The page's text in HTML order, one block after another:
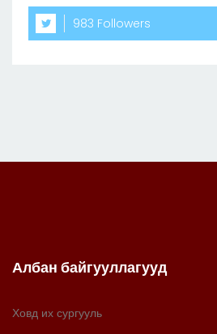
983 Followers
Албан байгууллагууд
Ховд их сургууль